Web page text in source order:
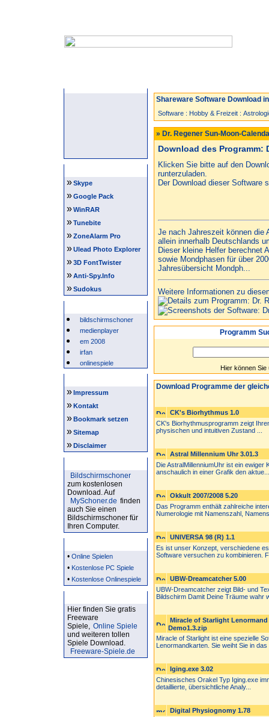
»Skype
»Google Pack
»WinRAR
»Tunebite
»ZoneAlarm Pro
»Ulead Photo Explorer
»3D FontTwister
»Anti-Spy.Info
»Sudokus
bildschirmschoner
medienplayer
em 2008
irfan
onlinespiele
»Impressum
»Kontakt
»Bookmark setzen
»Sitemap
»Disclaimer
Bildschirmschoner
zum kostenlosen
Download. Auf
MySchoner.de finden
auch Sie einen
Bildschirmschoner für
Ihren Computer.
• Online Spielen
• Kostenlose PC Spiele
• Kostenlose Onlinespiele
Hier finden Sie gratis
Freeware
Spiele, Online Spiele
und weiteren tollen
Spiele Download.
Freeware-Spiele.de
Shareware Software Download
Software : Hobby & Freizeit :
» Dr. Regener Sun-Moon-
Download des Programm:
Klicken Sie bitte auf den
runterzuladen.
Der Download dieser Software
Je nach Jahreszeit können die
allein innerhalb Deutschlands
Dieser kleine Helfer berechnet
sowie Mondphasen für über
Jahresübersicht Mondph...
Weitere Informationen zu
Programm
Hier können
Download Programme der
CK's Biorhythmus 1.0
CK's Biorhythmusprogramm zeigt
physischen und intuitiven Zustand ...
Astral Millennium Uhr 3.01.3
Die AstralMillenniumUhr ist ein ewiger
anschaulich in einer Grafik den aktue...
Okkult 2007/2008 5.20
Das Programm enthält zahlreiche
Numerologie mit Namenszahl,
UNIVERSA 98 (R) 1.1
Es ist unser Konzept, verschiedene
Software versuchen zu kombinieren.
UBW-Dreamcatcher 5.00
UBW-Dreamcatcher zeigt Bild- und
Bildschirm Damit Deine Träume wahr
Miracle of Starlight Lenormand
Demo1.3.zip
Miracle of Starlight ist eine spezielle
Lenormandkarten. Sie weiht Sie in
Iging.exe 3.02
Chinesisches Orakel Typ Iging.exe
detaillierte, übersichtliche Analy...
Digital Physiognomy 1.78